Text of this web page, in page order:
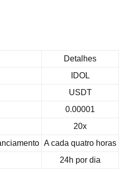
Detalhes
IDOL
USDT
0.00001
20x
A cada quatro horas
24h por dia